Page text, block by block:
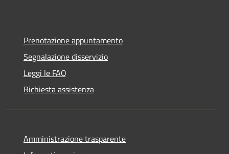
Prenotazione appuntamento
Segnalazione disservizio
Leggi le FAQ
Richiesta assistenza
Amministrazione trasparente